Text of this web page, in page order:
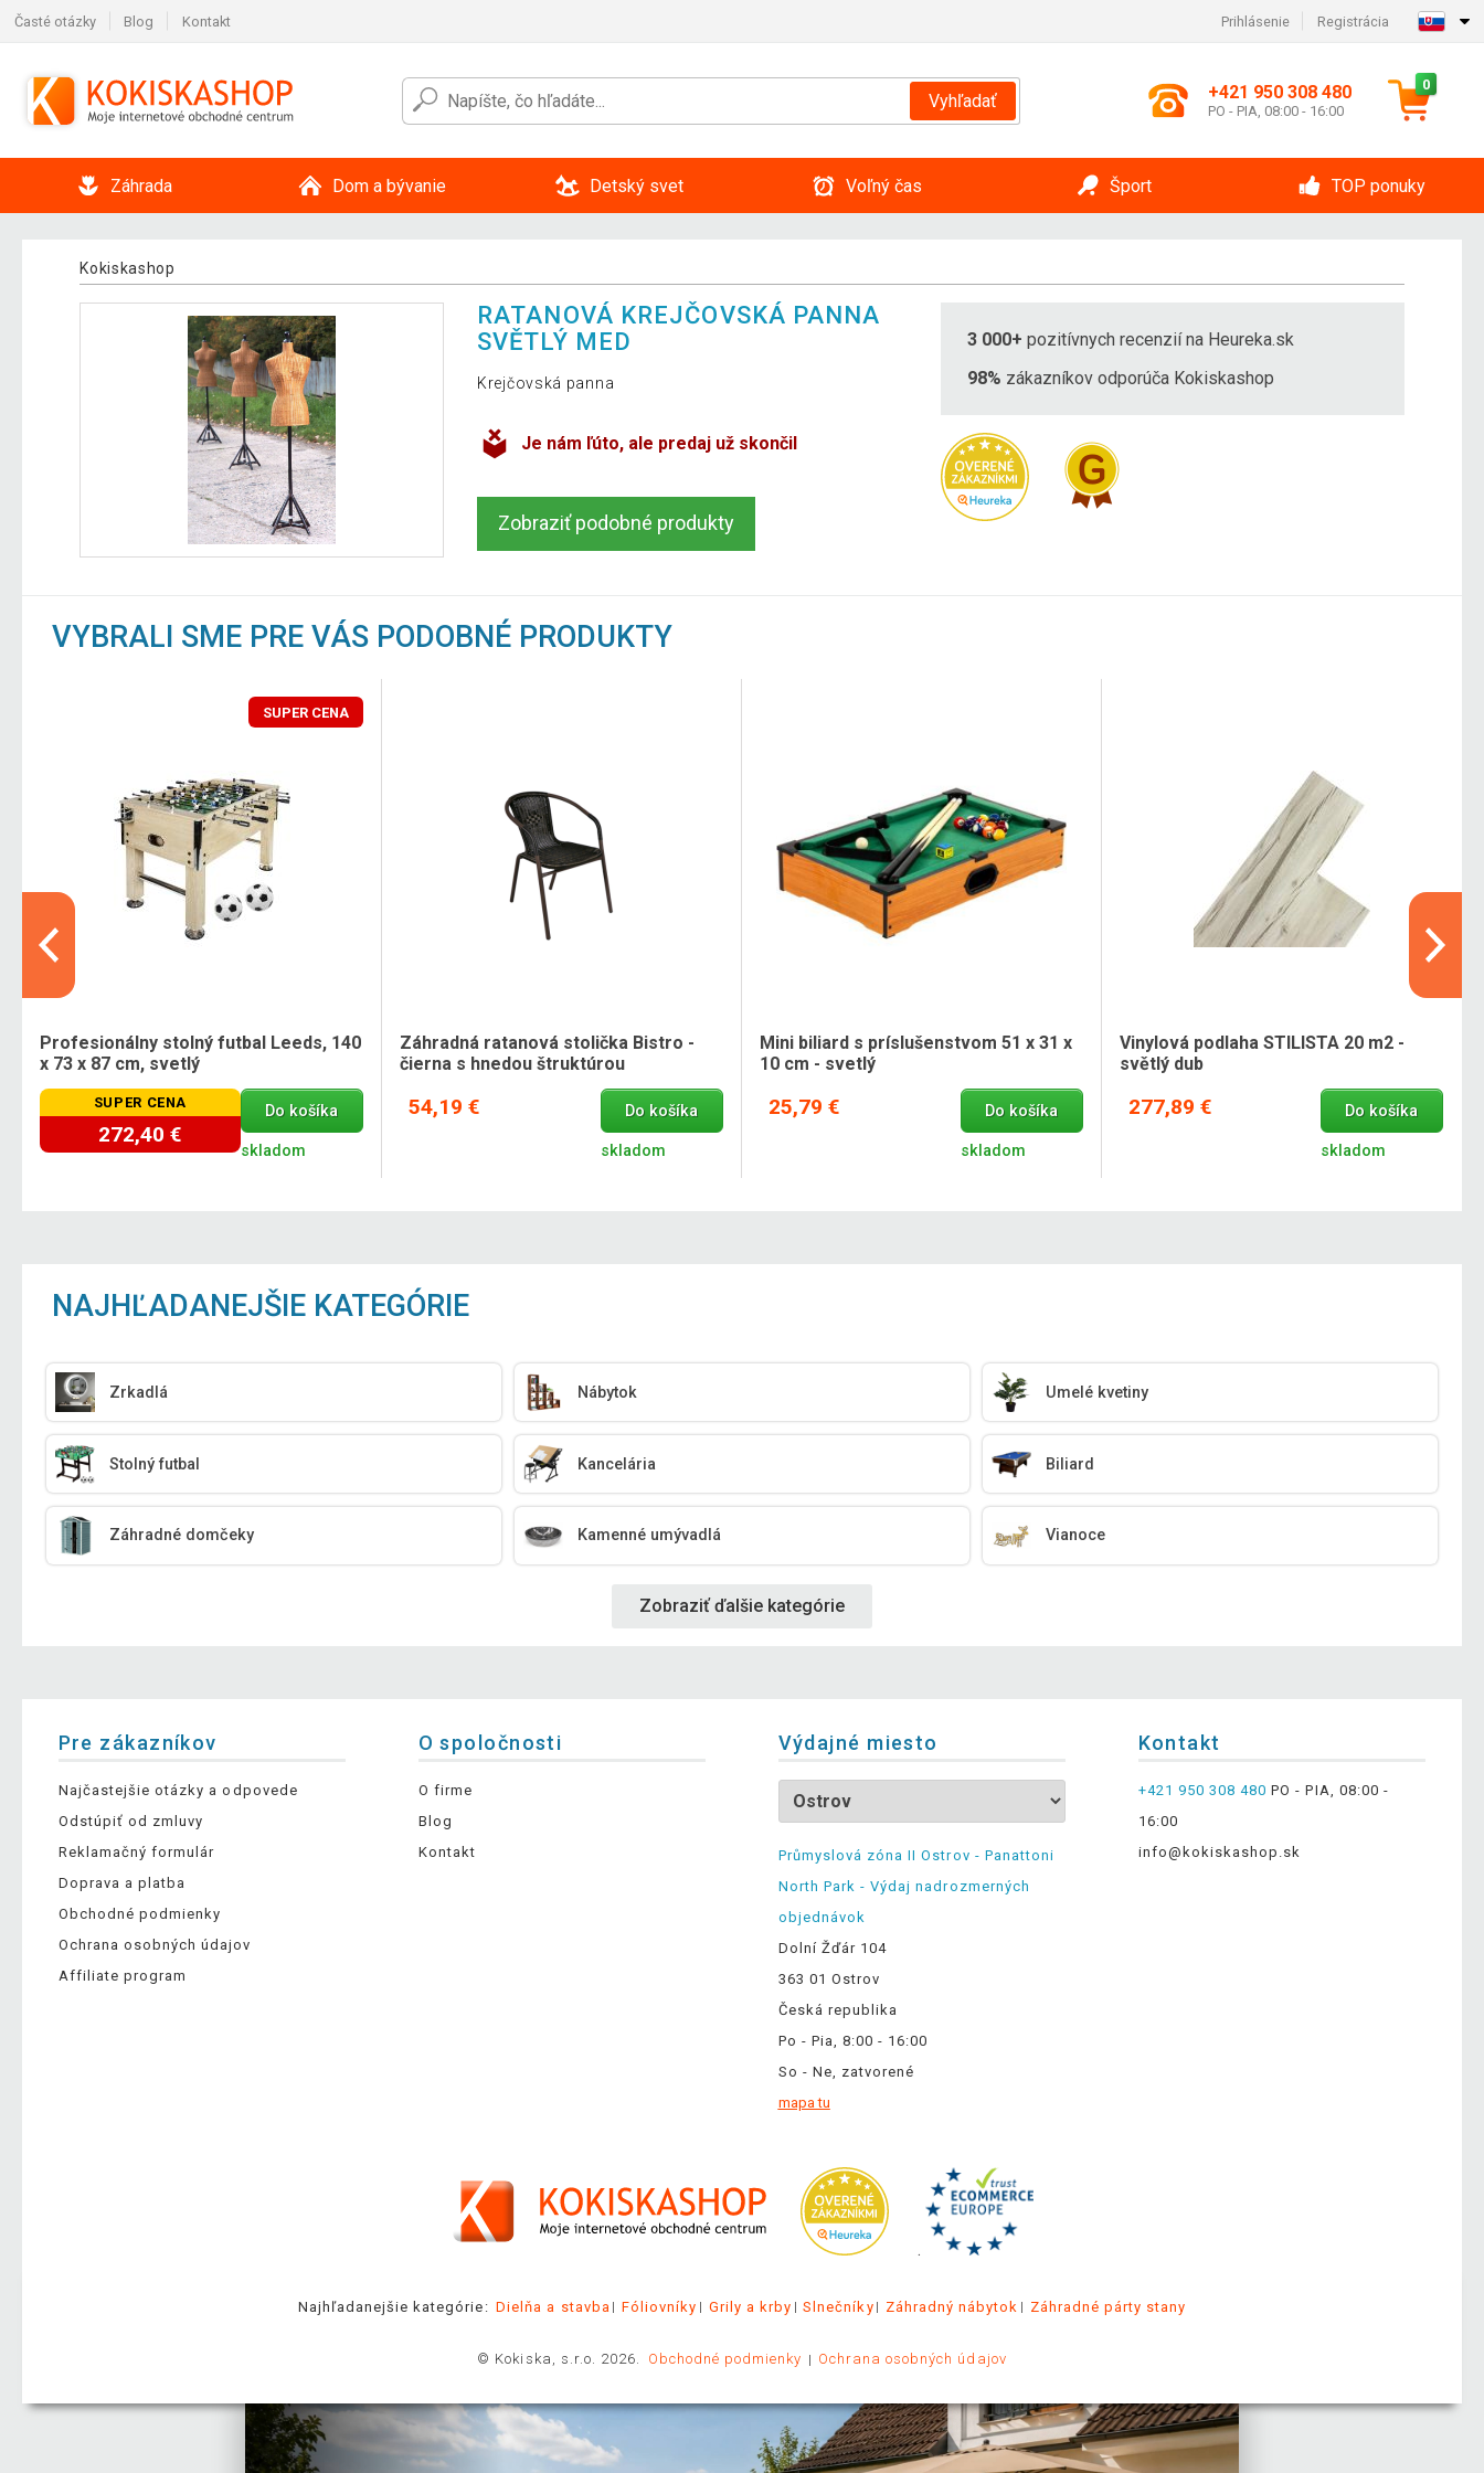
Časté otázky Blog Kontakt Prihlásenie Registrácia
Vyhľadať +421 950 308 480
PO - PIA, 08:00 - 16:00
0
Záhrada Dom a bývanie Detský svet Voľný čas Šport TOP ponuky
Kokiskashop
RATANOVÁ KREJČOVSKÁ PANNA
SVĚTLÝ MED
Krejčovská panna
Je nám ľúto, ale predaj už skončil
Zobraziť podobné produkty
3 000+ pozitívnych recenzií na Heureka.sk
98% zákazníkov odporúča Kokiskashop
VYBRALI SME PRE VÁS PODOBNÉ PRODUKTY
SUPER CENA
Profesionálny stolný futbal Leeds, 140
x 73 x 87 cm, svetlý
SUPER CENA
272,40 €
Do košíka
skladom
Záhradná ratanová stolička Bistro -
čierna s hnedou štruktúrou
54,19 € Do košíka
skladom
Mini biliard s príslušenstvom 51 x 31 x
10 cm - svetlý
25,79 € Do košíka
skladom
Vinylová podlaha STILISTA 20 m2 -
světlý dub
277,89 € Do košíka
skladom
NAJHĽADANEJŠIE KATEGÓRIE
Zrkadlá Nábytok Umelé kvetiny
Stolný futbal Kancelária Biliard
Záhradné domčeky Kamenné umývadlá Vianoce
Zobraziť ďalšie kategórie
Pre zákazníkov
Najčastejšie otázky a odpovede
Odstúpiť od zmluvy
Reklamačný formulár
Doprava a platba
Obchodné podmienky
Ochrana osobných údajov
Affiliate program
O spoločnosti
O firme
Blog
Kontakt
Výdajné miesto
Průmyslová zóna II Ostrov - Panattoni
North Park - Výdaj nadrozmerných
objednávok
Dolní Žďár 104
363 01 Ostrov
Česká republika
Po - Pia, 8:00 - 16:00
So - Ne, zatvorené
mapa tu
Kontakt
+421 950 308 480 PO - PIA, 08:00 -
16:00
info@kokiskashop.sk
.
Najhľadanejšie kategórie: Dielňa a stavba Fóliovníky Grily a krby Slnečníky Záhradný nábytok Záhradné párty stany
© Kokiska, s.r.o. 2026. Obchodné podmienky Ochrana osobných údajov